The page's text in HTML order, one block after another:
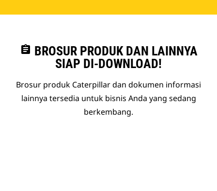
assignment BROSUR PRODUK DAN LAINNYA
SIAP DI-DOWNLOAD!
Brosur produk Caterpillar dan dokumen informasi
lainnya tersedia untuk bisnis Anda yang sedang
berkembang.